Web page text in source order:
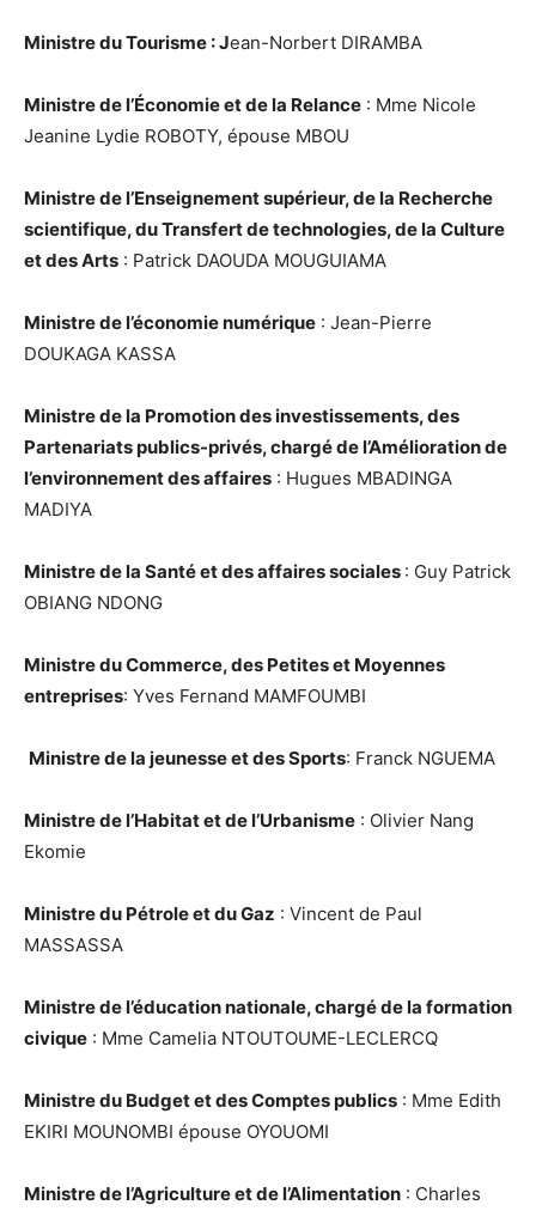
Ministre du Tourisme : Jean-Norbert DIRAMBA
Ministre de l’Économie et de la Relance : Mme Nicole
Jeanine Lydie ROBOTY, épouse MBOU
Ministre de l’Enseignement supérieur, de la Recherche
scientifique, du Transfert de technologies, de la Culture
et des Arts : Patrick DAOUDA MOUGUIAMA
Ministre de l’économie numérique : Jean-Pierre
DOUKAGA KASSA
Ministre de la Promotion des investissements, des
Partenariats publics-privés, chargé de l’Amélioration de
l’environnement des affaires : Hugues MBADINGA
MADIYA
Ministre de la Santé et des affaires sociales : Guy Patrick
OBIANG NDONG
Ministre du Commerce, des Petites et Moyennes
entreprises: Yves Fernand MAMFOUMBI
Ministre de la jeunesse et des Sports: Franck NGUEMA
Ministre de l’Habitat et de l’Urbanisme : Olivier Nang
Ekomie
Ministre du Pétrole et du Gaz : Vincent de Paul
MASSASSA
Ministre de l’éducation nationale, chargé de la formation
civique : Mme Camelia NTOUTOUME-LECLERCQ
Ministre du Budget et des Comptes publics : Mme Edith
EKIRI MOUNOMBI épouse OYOUOMI
Ministre de l’Agriculture et de l’Alimentation : Charles